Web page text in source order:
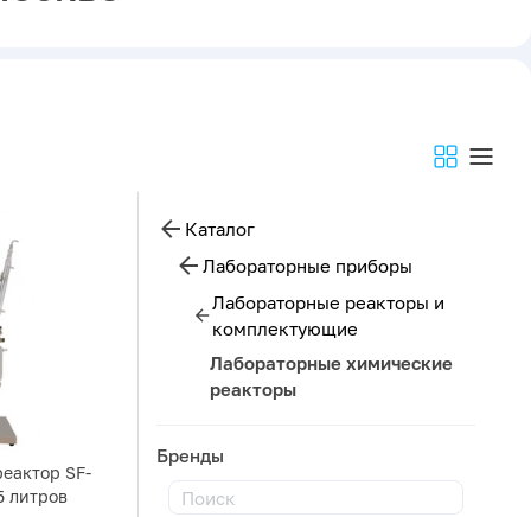
SF-
литров
Каталог
Лабораторные приборы
Лабораторные реакторы и
комплектующие
Лабораторные химические
реакторы
Бренды